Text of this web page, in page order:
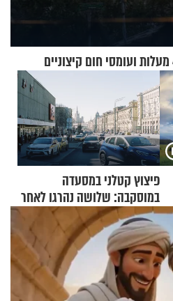
פיצוץ קטלני במסעדה
במוסקבה: שלושה נהרגו לאחר
שמטען שנשאה אישה התפוצץ